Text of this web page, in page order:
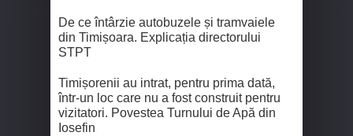
De ce întârzie autobuzele și tramvaiele
din Timișoara. Explicația directorului
STPT
Timișorenii au intrat, pentru prima dată,
într-un loc care nu a fost construit pentru
vizitatori. Povestea Turnului de Apă din
Iosefin